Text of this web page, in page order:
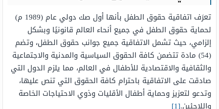
تعرَف اتفاقية حقوق الطفل بأنها أول صك دولي عام (1989 م)
لحماية حقوق الطفل في جميع أنحاء العالم قانونيًا وبشكل
إلزامي، حيث تشمل الاتفاقية جميع جوانب حقوق الطفل، وتضم
(54) مادة تتضمن كافة الحقوق السياسية والمدنية والاجتماعية
والثقافية والاقتصادية للأطفال في العالم، مما يلزم الدول التي
صادقت على الاتفاقية باحترام كافة الحقوق التي تنص عليها،
وتدعو لتعزيز وحماية أطفال الأقليات وذوي الاحتياجات الخاصة
واللاجئين.[1]